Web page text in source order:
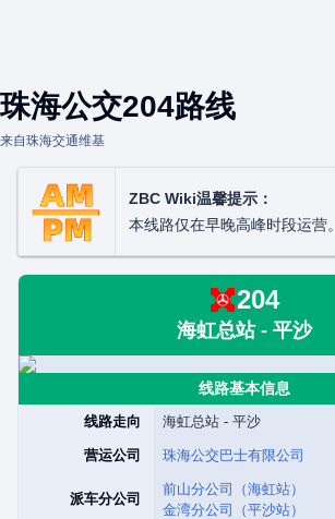
珠海公交204路线
来自珠海交通维基
ZBC Wiki温馨提示：
本线路仅在早晚高峰时段运营。
204
海虹总站 - 平沙
线路基本信息
线路走向 海虹总站 - 平沙
营运公司 珠海公交巴士有限公司
派车分公司
前山分公司（海虹站）
金湾分公司（平沙站）